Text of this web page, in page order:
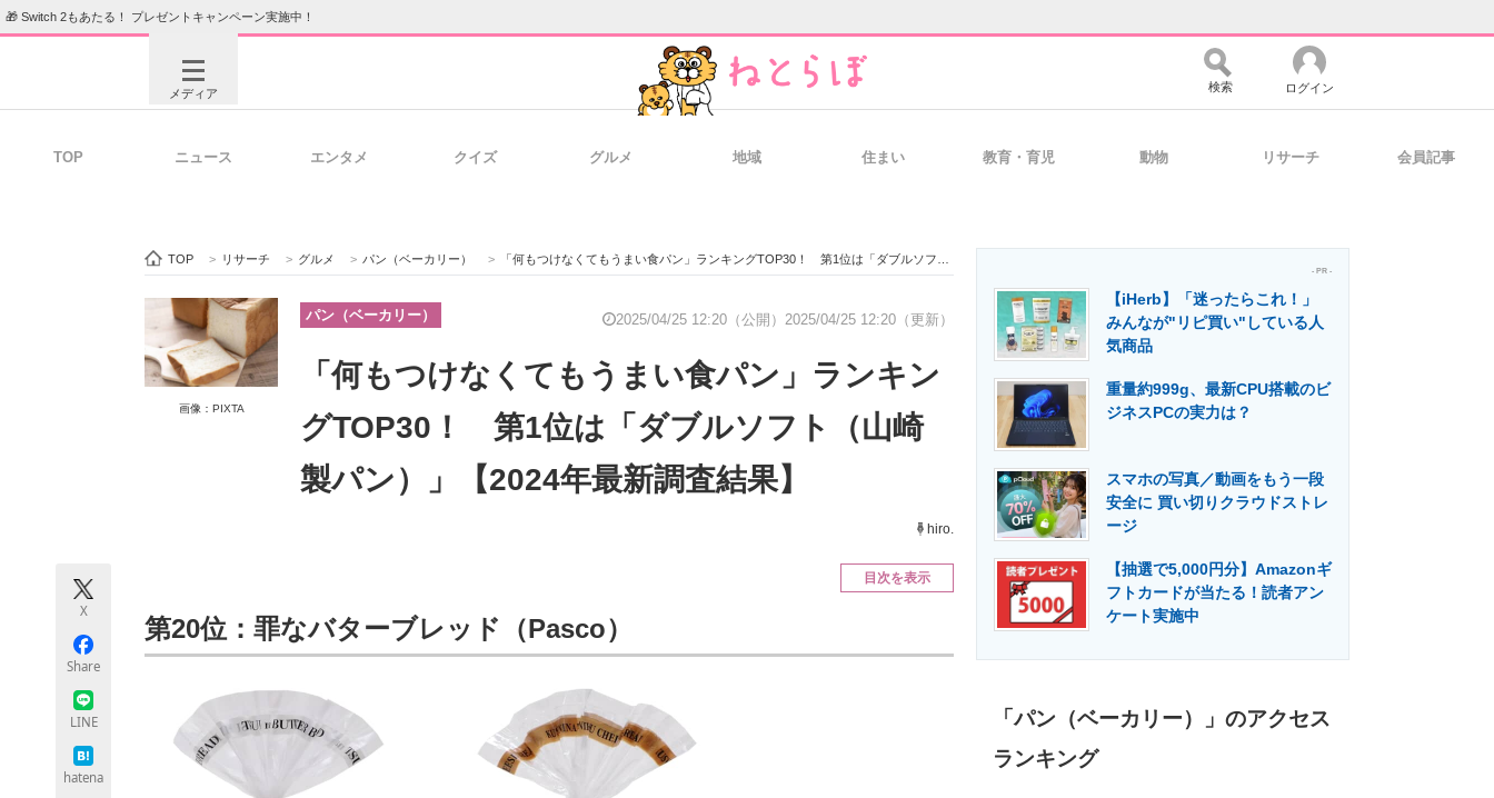
🎁 Switch 2もあたる！ プレゼントキャンペーン実施中！
メディア
ビジネスと働き方のヒント 経営リーダーのコミュニティ マーケ×ITの今がよく分かる
ITエンジニア向け専門サイト IT製品の技術・比較・事例 製造業のIT導入・活用を支援
エネルギーの専門メディア 建設×テクノロジーの最前線
ちょっと気になるネットの話題
検索 ログイン
TOP ニュース エンタメ クイズ グルメ 地域 住まい 教育・育児 動物 リサーチ 会員記事
TOP > リサーチ > グルメ > パン（ベーカリー） > 「何もつけなくてもうまい食パン」ランキングTOP30！ 第1位は「ダブルソフト（山崎製パン）」【2024年最新調査結果】
画像：PIXTA
パン（ベーカリー） 2025/04/25 12:20（公開） 2025/04/25 12:20（更新）
「何もつけなくてもうまい食パン」ランキン
グTOP30！ 第1位は「ダブルソフト（山崎
製パン）」【2024年最新調査結果】
hiro.
X
Share
LINE
hatena
目次を表示
第20位：罪なバターブレッド（Pasco）
- PR -
【iHerb】「迷ったらこれ！」
みんなが"リピ買い"している人
気商品
重量約999g、最新CPU搭載のビ
ジネスPCの実力は？
スマホの写真／動画をもう一段
安全に 買い切りクラウドストレ
ージ
【抽選で5,000円分】Amazonギ
フトカードが当たる！読者アン
ケート実施中
「パン（ベーカリー）」のアクセス
ランキング